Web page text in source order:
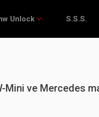
Unlock S.S.S.
Mini ve Mercedes